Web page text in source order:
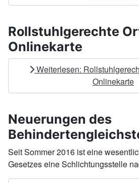
Rollstuhlgerechte
Onlinekarte
Weiterlesen:
Onlinekarte
Neuerungen des
Seit Sommer 2016 ist eine
Gesetzes eine Schlichtungsstelle